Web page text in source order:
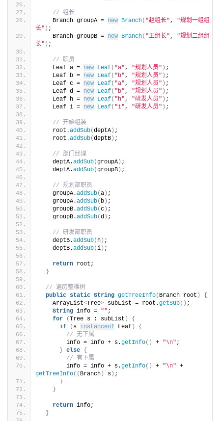
// 组长
    Branch groupA =
new Branch( "赵组长" , "规划一组组
长" ) ;
    Branch groupB =
new Branch( "王组长" , "规划二组组
长" ) ;
// 职员
    Leaf a =
new Leaf( "a" , "规划人员" ) ;
    Leaf b =
new Leaf( "b" , "规划人员" ) ;
    Leaf c =
new Leaf( "a" , "规划人员" ) ;
    Leaf d =
new Leaf( "b" , "规划人员" ) ;
    Leaf h =
new Leaf( "h" , "研发人员" ) ;
    Leaf i =
new Leaf( "i" , "研发人员" ) ;
// 开始组装
    root.
addSub(deptA) ;
    root.
addSub(deptB) ;
// 部门经理
    deptA.
addSub(groupA) ;
    deptA.
addSub(groupB) ;
// 规划部职员
    groupA.
addSub(a) ;
    groupA.
addSub( b) ;
    groupB.
addSub(c) ;
    groupB.
addSub(d ) ;
// 研发部职员
    deptB.
addSub( h) ;
    deptB.
addSub(i) ;
return root;
}
// 遍历整棵树
public static String getTreeInfo( Branch root )
{
    ArrayList
<Tree> subList = root.getSub() ;
String info = "" ;
for
(Tree s : subList )
{
if
( s instanceof Leaf)
{
// 无下属
        info = info + s.
getInfo() + "\n" ;
} else {
// 有下属
        info = info + s.
getInfo() + "\n"
getTreeInfo(( Branch) s) ;
}
}
return info;
}